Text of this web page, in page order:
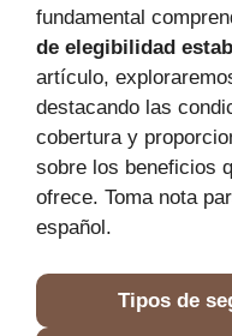
fundamental
de elegibilidad
artículo,
destacando las
cobertura y
sobre los beneficios
ofrece. Toma nota
español.
Tipos de